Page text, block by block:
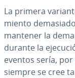
La primera
mie­n­to
mantener la
durante la
eventos sería,
siempre se cree